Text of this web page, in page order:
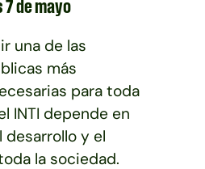
7 de mayo
una de las
más
para toda
INTI depende en
desarrollo y el
la sociedad.